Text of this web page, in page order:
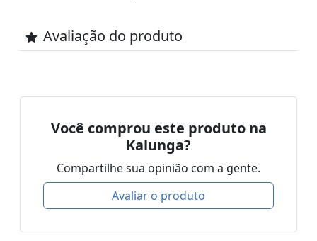
Avaliação do produto
Você comprou este produto na
Kalunga?
Compartilhe sua opinião com a gente.
Avaliar o produto